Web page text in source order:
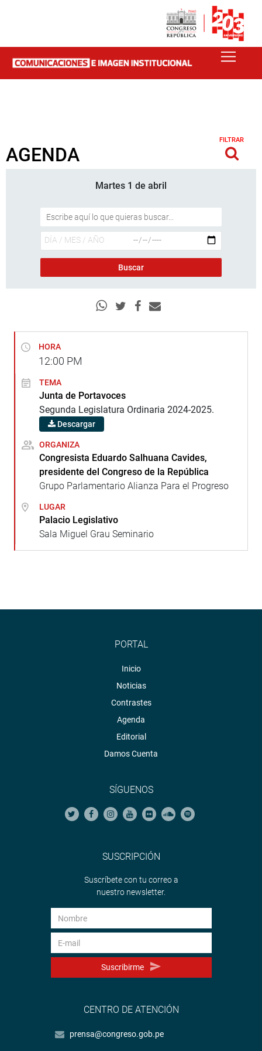
AGENDA
FILTRAR
Martes 1 de abril
HORA
12:00 PM
TEMA
Junta de Portavoces
Segunda Legislatura Ordinaria 2024-2025.
Descargar
ORGANIZA
Congresista Eduardo Salhuana Cavides,
presidente del Congreso de la República
Grupo Parlamentario Alianza Para el Progreso
LUGAR
Palacio Legislativo
Sala Miguel Grau Seminario
PORTAL
Inicio
Noticias
Contrastes
Agenda
Editorial
Damos Cuenta
SÍGUENOS
SUSCRIPCIÓN
Suscríbete con tu correo a
nuestro newsletter.
Suscribirme
CENTRO DE ATENCIÓN
prensa@congreso.gob.pe